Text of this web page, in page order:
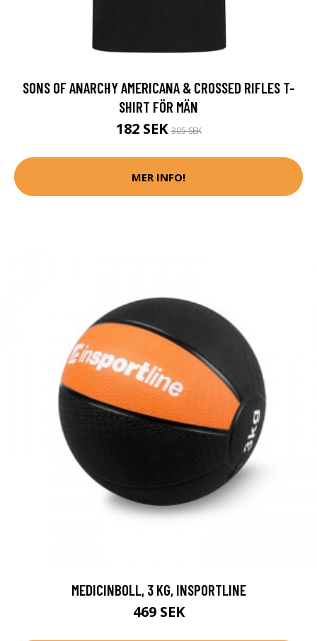
SONS OF ANARCHY AMERICANA & CROSSED RIFLES T-
SHIRT FÖR MÄN
182 SEK305 SEK
MER INFO!
MEDICINBOLL, 3 KG, INSPORTLINE
469 SEK